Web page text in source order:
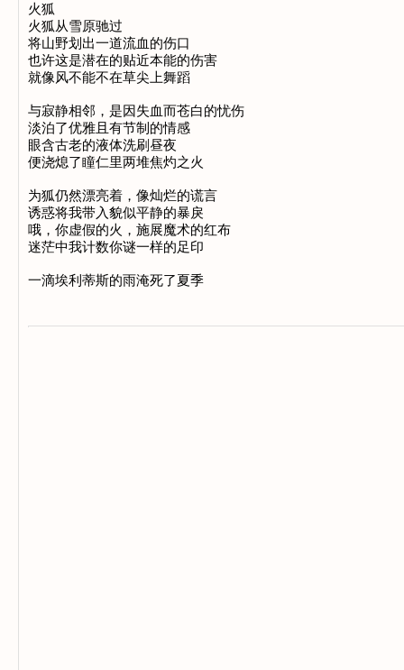
火狐
火狐从雪原驰过
将山野划出一道流血的伤口
也许这是潜在的贴近本能的伤害
就像风不能不在草尖上舞蹈
与寂静相邻，是因失血而苍白的忧伤
淡泊了优雅且有节制的情感
眼含古老的液体洗刷昼夜
便浇熄了瞳仁里两堆焦灼之火
为狐仍然漂亮着，像灿烂的谎言
诱惑将我带入貌似平静的暴戾
哦，你虚假的火，施展魔术的红布
迷茫中我计数你谜一样的足印